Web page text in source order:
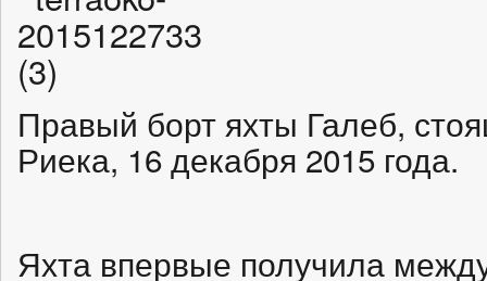
Правый борт яхты Галеб,
Риека, 16 декабря 2015 года.
Яхта впервые получила